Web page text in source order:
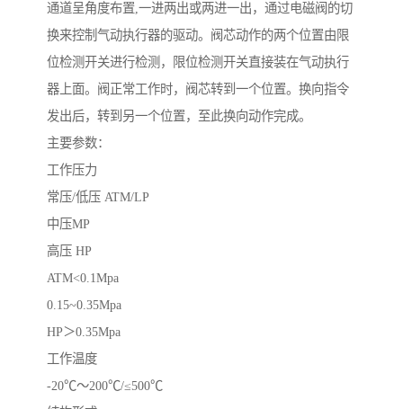
通道呈角度布置,一进两出或两进一出，通过电磁阀的切
换来控制气动执行器的驱动。阀芯动作的两个位置由限
位检测开关进行检测，限位检测开关直接装在气动执行
器上面。阀正常工作时，阀芯转到一个位置。换向指令
发出后，转到另一个位置，至此换向动作完成。
主要参数：
工作压力
常压/低压 ATM/LP
中压MP
高压 HP
ATM<0.1Mpa
0.15~0.35Mpa
HP＞0.35Mpa
工作温度
-20℃～200℃/≤500℃